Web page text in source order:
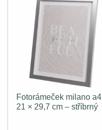
Fotorámeček milano a4
21 × 29,7 cm – stříbrný